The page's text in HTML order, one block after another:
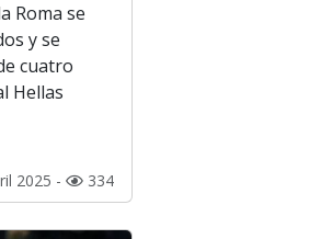
Roma se
y se
cuatro
Hellas
2025 - 334